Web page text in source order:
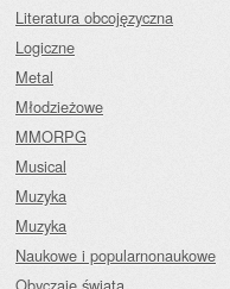
Literatura obcojęzyczna
Logiczne
Metal
Młodzieżowe
MMORPG
Musical
Muzyka
Muzyka
Naukowe i popularnonaukowe